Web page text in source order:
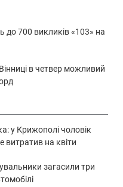
до 700 викликів «103» на
в четвер можливий
у Крижополі чоловік
витратив на квіти
загасили три